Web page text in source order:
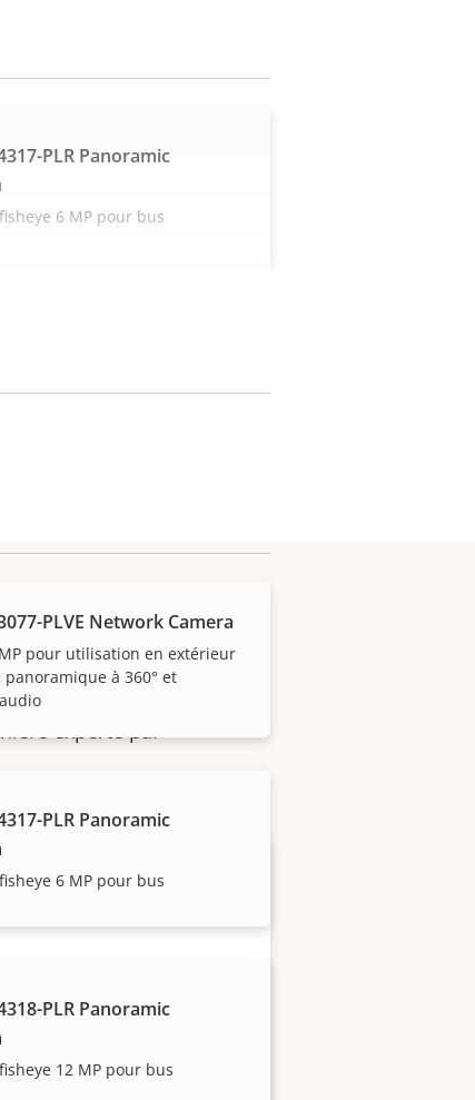
PLR Panoramic
6 MP pour bus
PLVE Network Camera
pour utilisation en extérieur
panoramique à 360° et
PLR Panoramic
6 MP pour bus
PLR Panoramic
12 MP pour bus
experte par
un partenaire